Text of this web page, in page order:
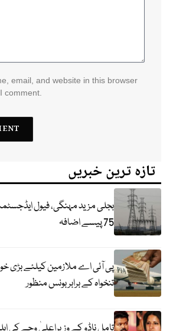
email, and website in this browser
comment.
تازہ ترین خبریں
بجلی مزید مہنگی، فیول
75 پیسے اضافہ
پی آئی اے ملازمین کیلئے بڑی
تنخواہ کے برابر بونس منظور